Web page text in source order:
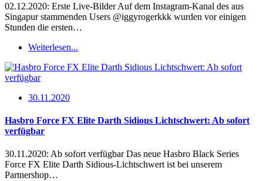
02.12.2020: Erste Live-Bilder Auf dem Instagram-Kanal des aus
Singapur stammenden Users @iggyrogerkkk wurden vor einigen
Stunden die ersten…
Weiterlesen...
30.11.2020
Hasbro Force FX Elite Darth Sidious Lichtschwert: Ab sofort
verfügbar
30.11.2020: Ab sofort verfügbar Das neue Hasbro Black Series
Force FX Elite Darth Sidious-Lichtschwert ist bei unserem
Partnershop…